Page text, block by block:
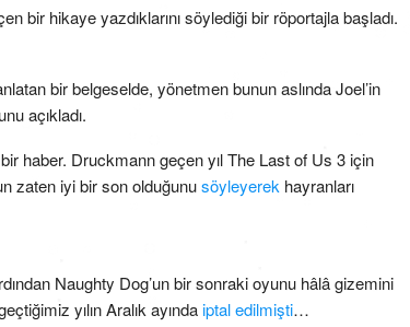
bir hikaye yazdıklarını söylediği bir röportajla başladı.
bir belgeselde, yönetmen bunun aslında Joel’in
açıkladı.
haber. Druckmann geçen yıl The Last of Us 3 için
zaten iyi bir son olduğunusöyleyerek hayranları
Naughty Dog’un bir sonraki oyunu hâlâ gizemini
yılın Aralık ayındaiptal edilmişti…